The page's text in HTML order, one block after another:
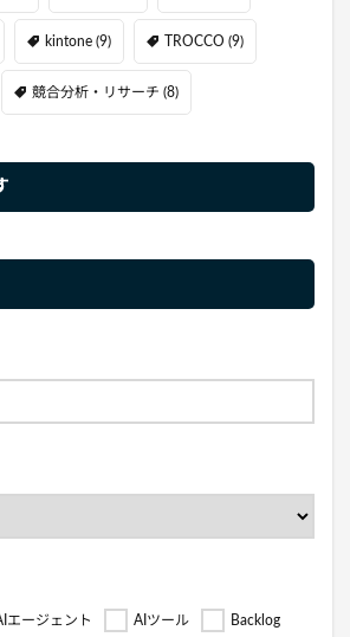
kintone (9) TROCCO (9)
競合分析・リサーチ (8)
エージェント AIツール Backlog